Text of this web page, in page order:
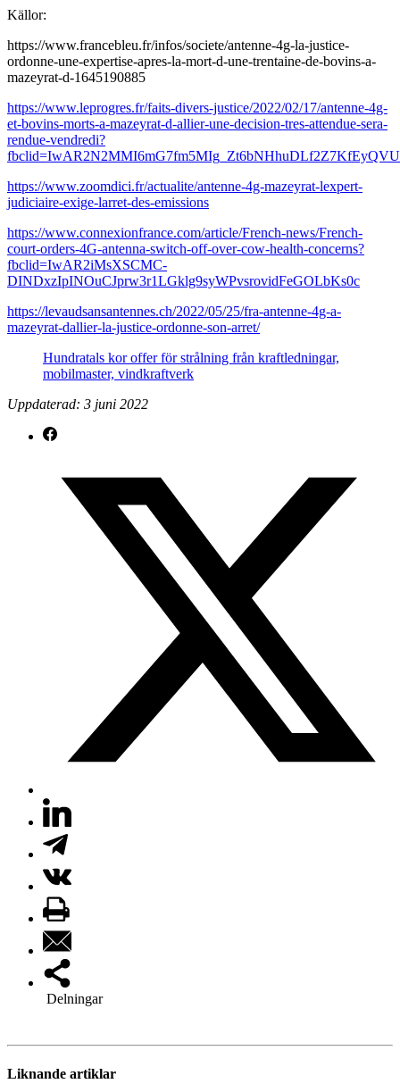
Källor:
https://www.francebleu.fr/infos/societe/antenne-4g-la-justice-
ordonne-une-expertise-apres-la-mort-d-une-trentaine-de-bovins-a-
mazeyrat-d-1645190885
https://www.leprogres.fr/faits-divers-justice/2022/02/17/antenne-4g-
et-bovins-morts-a-mazeyrat-d-allier-une-decision-tres-attendue-sera-
rendue-vendredi?
https://www.zoomdici.fr/actualite/antenne-4g-mazeyrat-lexpert-
judiciaire-exige-larret-des-emissions
https://www.connexionfrance.com/article/French-news/French-
court-orders-4G-antenna-switch-off-over-cow-health-concerns?
fbclid=IwAR2iMsXSCMC-
DINDxzIpINOuCJprw3r1LGklg9syWPvsrovidFeGOLbKs0c
https://levaudsansantennes.ch/2022/05/25/fra-antenne-4g-a-
mazeyrat-dallier-la-justice-ordonne-son-arret/
Hundratals kor offer för strålning från kraftledningar,
mobilmaster, vindkraftverk
Uppdaterad: 3 juni 2022
Delningar
Liknande artiklar